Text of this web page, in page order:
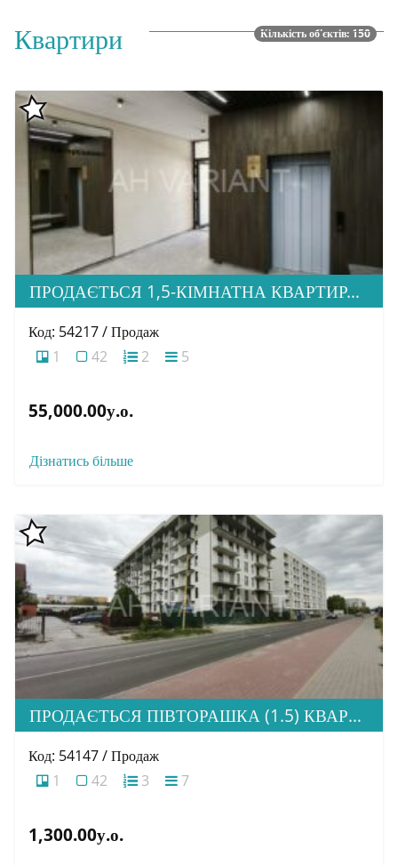
Квартири Кількість об'єктів: 150
ПРОДАЄТЬСЯ 1,5-КІМНАТНА КВАРТИРА В НОВОБУДОВІ ЖК «ЗАГОРСЬКА»
Код: 54217 / Продаж
1
42 2 5
55,000.00у.о.
Дізнатись більше
ПРОДАЄТЬСЯ ПІВТОРАШКА (1.5) КВАРТИРА З ІДЕАЛЬНОЮ ЛОКАЦІЄЮ, ЖК HOME
Код: 54147 / Продаж
1
42 3 7
1,300.00у.о.